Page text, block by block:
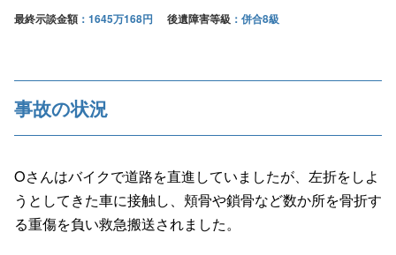
最終示談金額 1645万168円 後遺障害等級 併合8級
事故の状況
Oさんはバイクで道路を直進していましたが、左折をしよ
うとしてきた車に接触し、頬骨や鎖骨など数か所を骨折す
る重傷を負い救急搬送されました。